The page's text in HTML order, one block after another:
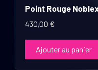
Point Rouge Noblex
430,00 €
Ajouter au panier